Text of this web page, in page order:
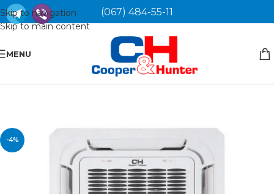
Skip to navigation
Skip to main content
(067) 484-55-11
MENU
-4%